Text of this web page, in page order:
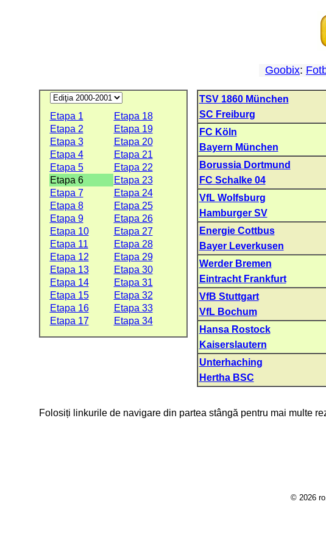
Goobix:
Etapa 1
Etapa 18
Etapa 2
Etapa 19
Etapa 3
Etapa 20
Etapa 4
Etapa 21
Etapa 5
Etapa 22
Etapa 6
Etapa 23
Etapa 7
Etapa 24
Etapa 8
Etapa 25
Etapa 9
Etapa 26
Etapa 10
Etapa 27
Etapa 11
Etapa 28
Etapa 12
Etapa 29
Etapa 13
Etapa 30
Etapa 14
Etapa 31
Etapa 15
Etapa 32
Etapa 16
Etapa 33
Etapa 17
Etapa 34
TSV 1860 München
SC Freiburg
FC Köln
Bayern München
Borussia Dortmund
FC Schalke 04
VfL Wolfsburg
Hamburger SV
Energie Cottbus
Bayer Leverkusen
Werder Bremen
Eintracht Frankfurt
VfB Stuttgart
VfL Bochum
Hansa Rostock
Kaiserslautern
Unterhaching
Hertha BSC
Folosiți linkurile de navigare din partea stângă pentru mai multe
© 2026